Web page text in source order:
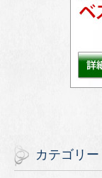
カテゴリー